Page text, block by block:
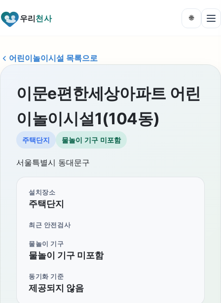
우리천사 🌐
어린이놀이시설 목록으로
이문e편한세상아파트 어린
이놀이시설1(104동)
주택단지 물놀이 기구 미포함
서울특별시 동대문구
설치장소
주택단지
최근 안전검사
물놀이 기구
물놀이 기구 미포함
동기화 기준
제공되지 않음